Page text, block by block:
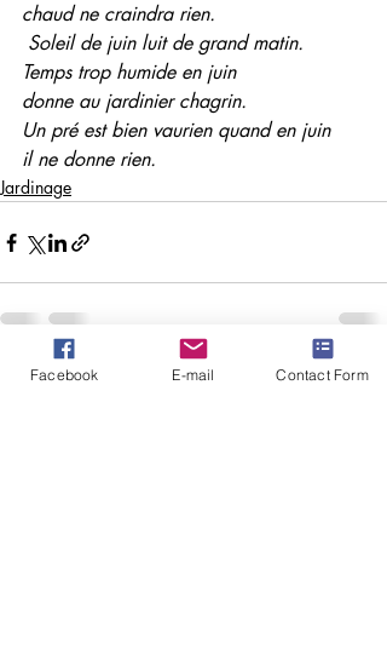
chaud ne craindra rien.
Soleil de juin luit de grand matin.
Temps trop humide en juin
donne au jardinier chagrin.
Un pré est bien vaurien quand en juin
il ne donne rien.
Jardinage
Posts similaires Voir tout
Facebook E-mail Contact Form